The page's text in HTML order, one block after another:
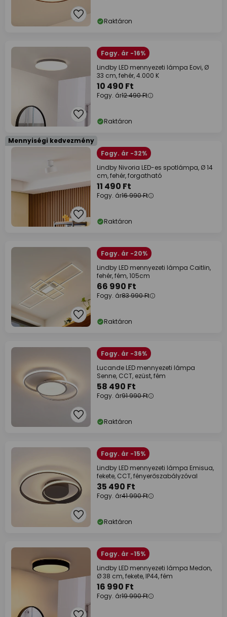
Raktáron
Fogy. ár -16%
Lindby LED mennyezeti lámpa Eovi, Ø
33 cm, fehér, 4.000 K
10 490 Ft
Fogy. ár12 490 Ft
Raktáron
Mennyiségi kedvezmény
Fogy. ár -32%
Lindby Nivoria LED-es spotlámpa, Ø 14
cm, fehér, forgatható
11 490 Ft
Fogy. ár16 990 Ft
Raktáron
Fogy. ár -20%
Lindby LED mennyezeti lámpa Caitlin,
fehér, fém, 105cm
66 990 Ft
Fogy. ár83 990 Ft
Raktáron
Fogy. ár -36%
Lucande LED mennyezeti lámpa
Senne, CCT, ezüst, fém
58 490 Ft
Fogy. ár91 990 Ft
Raktáron
Fogy. ár -15%
Lindby LED mennyezeti lámpa Emisua,
fekete, CCT, fényerőszabályzóval
35 490 Ft
Fogy. ár41 990 Ft
Raktáron
Fogy. ár -15%
Lindby LED mennyezeti lámpa Medon,
Ø 38 cm, fekete, IP44, fém
16 990 Ft
Fogy. ár19 990 Ft